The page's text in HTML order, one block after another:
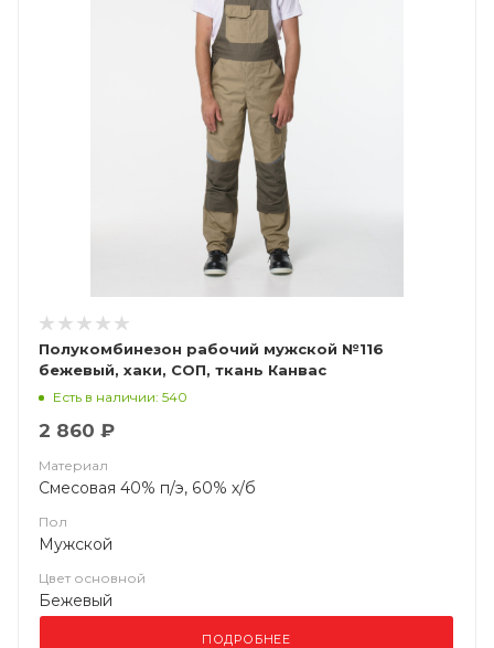
Полукомбинезон рабочий мужской №116
бежевый, хаки, СОП, ткань Канвас
Есть в наличии: 540
2 860 ₽
Материал
Смесовая 40% п/э, 60% х/б
Пол
Мужской
Цвет основной
Бежевый
ПОДРОБНЕЕ